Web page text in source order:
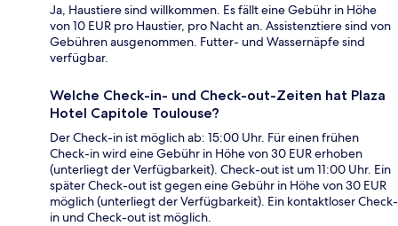
Ja, Haustiere sind willkommen. Es fällt eine Gebühr in Höhe
von 10 EUR pro Haustier, pro Nacht an. Assistenztiere sind von
Gebühren ausgenommen. Futter- und Wassernäpfe sind
verfügbar.
Welche Check-in- und Check-out-Zeiten hat Plaza
Hotel Capitole Toulouse?
Der Check-in ist möglich ab: 15:00 Uhr. Für einen frühen
Check-in wird eine Gebühr in Höhe von 30 EUR erhoben
(unterliegt der Verfügbarkeit). Check-out ist um 11:00 Uhr. Ein
später Check-out ist gegen eine Gebühr in Höhe von 30 EUR
möglich (unterliegt der Verfügbarkeit). Ein kontaktloser Check-
in und Check-out ist möglich.